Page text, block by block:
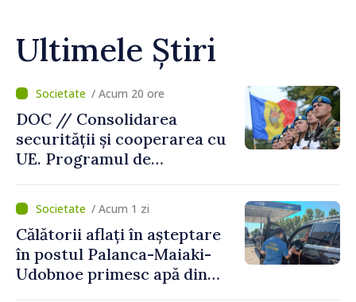
Ultimele Știri
/ Acum 20 ore
DOC // Consolidarea
securității și cooperarea cu
UE. Programul de
Naționale de Apărare pentru
perioada 2024–2034,
publicat în Monitorul Oficial
/ Acum 1 zi
Călătorii aflați în așteptare
în postul Palanca-Maiaki-
Udobnoe primesc apă din